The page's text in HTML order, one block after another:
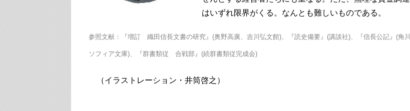
はいずれ限界がくる。なんとも難しいものである。
参照文献：『増訂 織田信長文書の研究』(奥野高廣、吉川弘文館)、『読史備要』(講談社)、『信長公記』(角川
ソフィア文庫)、『群書類従 合戦部』(続群書類従完成会)
（イラストレーション・井筒啓之）